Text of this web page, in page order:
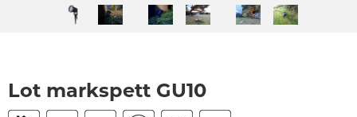
Lot markspett GU10